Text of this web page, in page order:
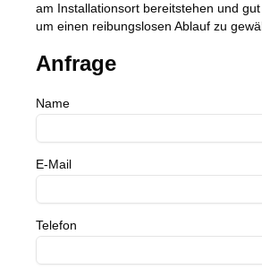
am Installationsort bereitstehen und gut
um einen reibungslosen Ablauf zu
Anfrage
Name
E-Mail
Telefon